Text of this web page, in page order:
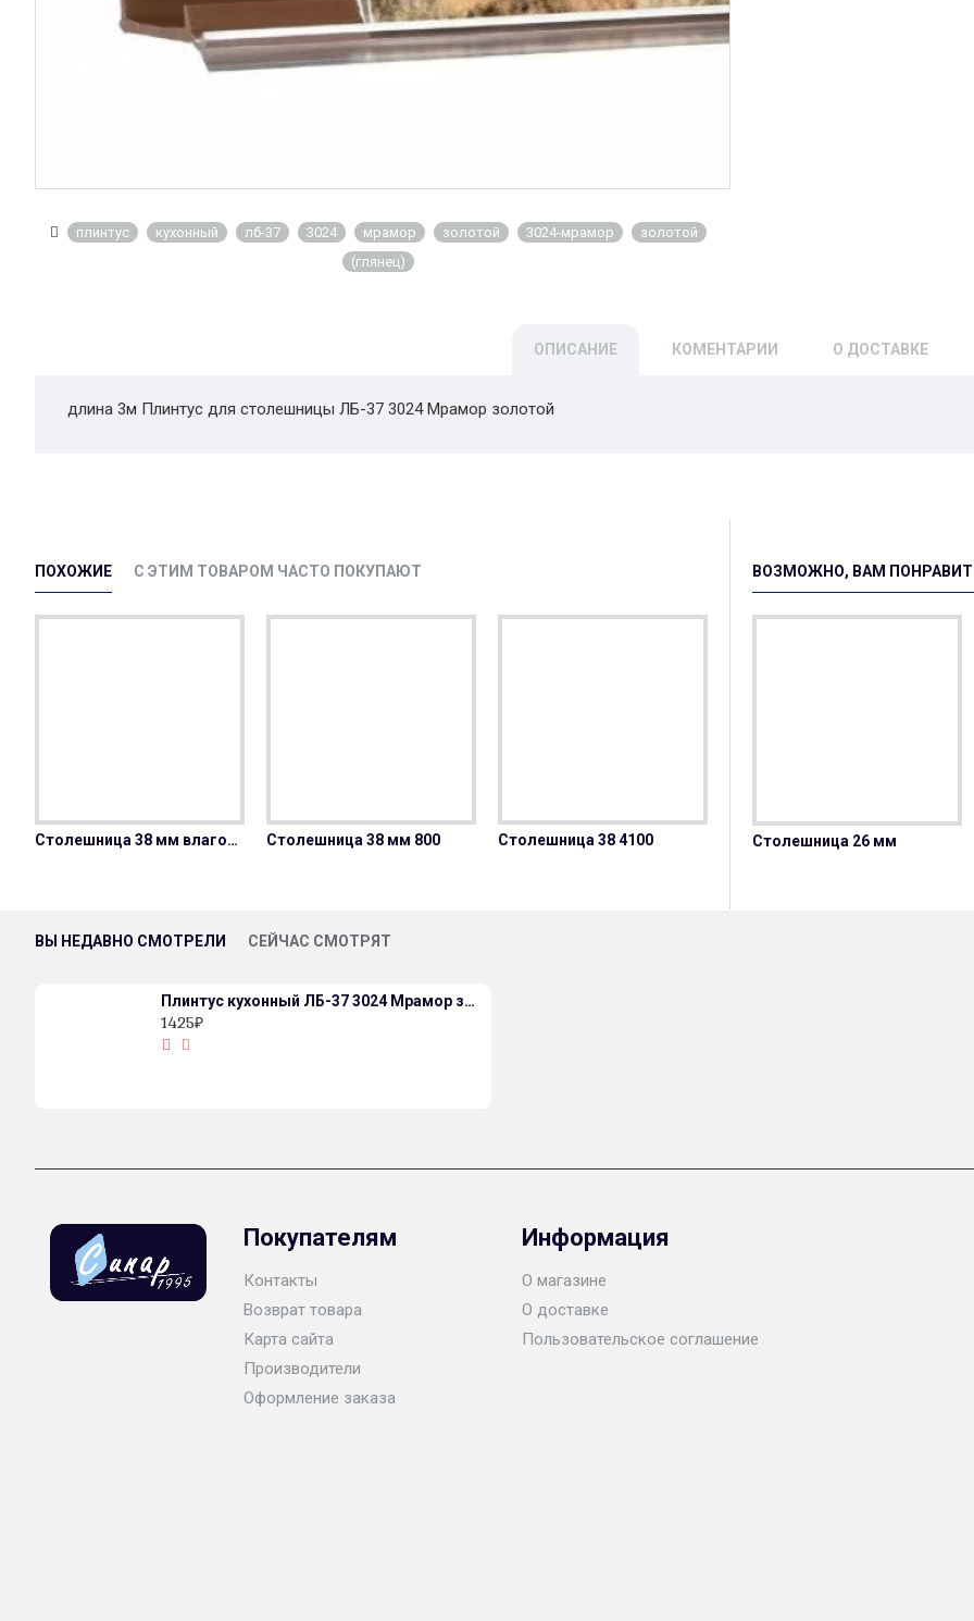
плинтус кухонный лб-37 3024 мрамор золотой 3024-мрамор
золотой
(глянец)
ОПИСАНИЕ КОМЕНТАРИИ О ДОСТАВКЕ
длина 3м Плинтус для столешницы ЛБ-37 3024 Мрамор золотой
ПОХОЖИЕ С ЭТИМ ТОВАРОМ ЧАСТО ПОКУПАЮТ
Столешница 38 мм влагостойкая Столешница 38 мм 800 Столешница 38 4100
ВОЗМОЖНО, ВАМ
Столешница 26 мм
ВЫ НЕДАВНО СМОТРЕЛИ СЕЙЧАС СМОТРЯТ
Плинтус кухонный ЛБ-37 3024 Мрамор золотой
1425₽
Покупателям
Контакты
Возврат товара
Карта сайта
Производители
Оформление заказа
Информация
О магазине
О доставке
Пользовательское соглашение